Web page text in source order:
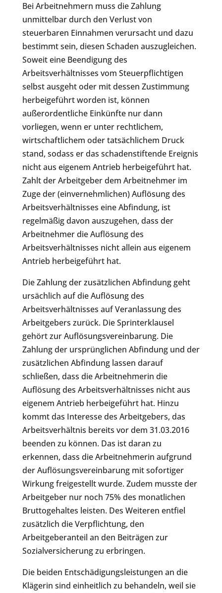
Bei Arbeitnehmern muss die Zahlung
unmittelbar durch den Verlust von
steuerbaren Einnahmen verursacht und dazu
bestimmt sein, diesen Schaden auszugleichen.
Soweit eine Beendigung des
Arbeitsverhältnisses vom Steuerpflichtigen
selbst ausgeht oder mit dessen Zustimmung
herbeigeführt worden ist, können
außerordentliche Einkünfte nur dann
vorliegen, wenn er unter rechtlichem,
wirtschaftlichem oder tatsächlichem Druck
stand, sodass er das schadenstiftende Ereignis
nicht aus eigenem Antrieb herbeigeführt hat.
Zahlt der Arbeitgeber dem Arbeitnehmer im
Zuge der (einvernehmlichen) Auflösung des
Arbeitsverhältnisses eine Abfindung, ist
regelmäßig davon auszugehen, dass der
Arbeitnehmer die Auflösung des
Arbeitsverhältnisses nicht allein aus eigenem
Antrieb herbeigeführt hat.
Die Zahlung der zusätzlichen Abfindung geht
ursächlich auf die Auflösung des
Arbeitsverhältnisses auf Veranlassung des
Arbeitgebers zurück. Die Sprinterklausel
gehört zur Auflösungsvereinbarung. Die
Zahlung der ursprünglichen Abfindung und der
zusätzlichen Abfindung lassen darauf
schließen, dass die Arbeitnehmerin die
Auflösung des Arbeitsverhältnisses nicht aus
eigenem Antrieb herbeigeführt hat. Hinzu
kommt das Interesse des Arbeitgebers, das
Arbeitsverhältnis bereits vor dem 31.03.2016
beenden zu können. Das ist daran zu
erkennen, dass die Arbeitnehmerin aufgrund
der Auflösungsvereinbarung mit sofortiger
Wirkung freigestellt wurde. Zudem musste der
Arbeitgeber nur noch 75% des monatlichen
Bruttogehaltes leisten. Des Weiteren entfiel
zusätzlich die Verpflichtung, den
Arbeitgeberanteil an den Beiträgen zur
Sozialversicherung zu erbringen.
Die beiden Entschädigungsleistungen an die
Klägerin sind einheitlich zu behandeln, weil sie